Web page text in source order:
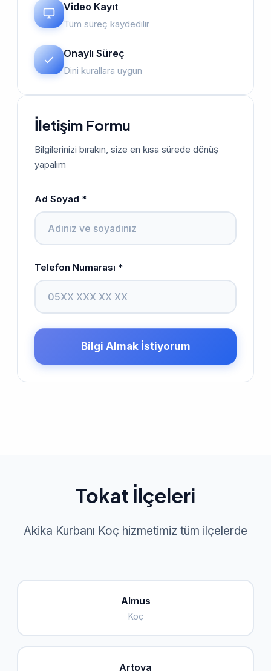
Video Kayıt
Tüm süreç kaydedilir
Onaylı Süreç
Dini kurallara uygun
İletişim Formu
Bilgilerinizi bırakın, size en kısa sürede dönüş
yapalım
Ad Soyad *
Telefon Numarası *
Bilgi Almak İstiyorum
Tokat İlçeleri
Akika Kurbanı Koç hizmetimiz tüm ilçelerde
Almus
Koç
Artova